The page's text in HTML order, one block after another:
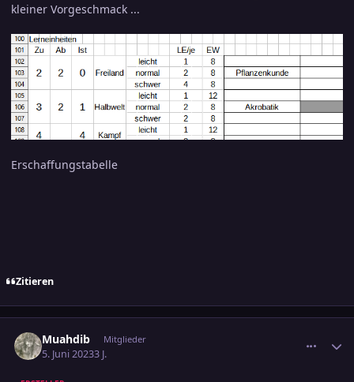
kleiner Vorgeschmack ...
Erschaffungstabelle
Zitieren
Muahdib Mitglieder
5. Juni 20233 J.